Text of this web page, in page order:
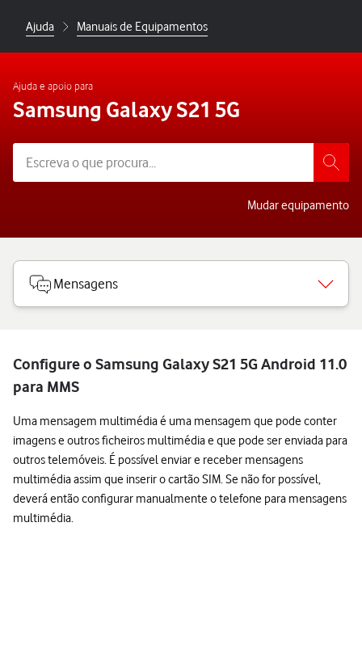
Ajuda Manuais de Equipamentos
Ajuda e apoio para
Samsung Galaxy S21 5G
Mudar equipamento
Mensagens
Configure o Samsung Galaxy S21 5G Android 11.0
para MMS
Uma mensagem multimédia é uma mensagem que pode conter
imagens e outros ficheiros multimédia e que pode ser enviada para
outros telemóveis. É possível enviar e receber mensagens
multimédia assim que inserir o cartão SIM. Se não for possível,
deverá então configurar manualmente o telefone para mensagens
multimédia.